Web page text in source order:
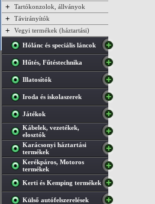
+ Tartókonzolok, állványok
+ Távirányítók
+ Vegyi termékek (háztartási)
Hólánc és speciális láncok
Hűtés, Fűtéstechnika
Illatosítók
Iroda és iskolaszerek
Játékok
Kábelek, vezetékek,
elosztók
Karácsonyi háztartási
termékek
Kerékpáros, Motoros
termékek
Kerti és Kemping termékek
Külső autófelszerelések